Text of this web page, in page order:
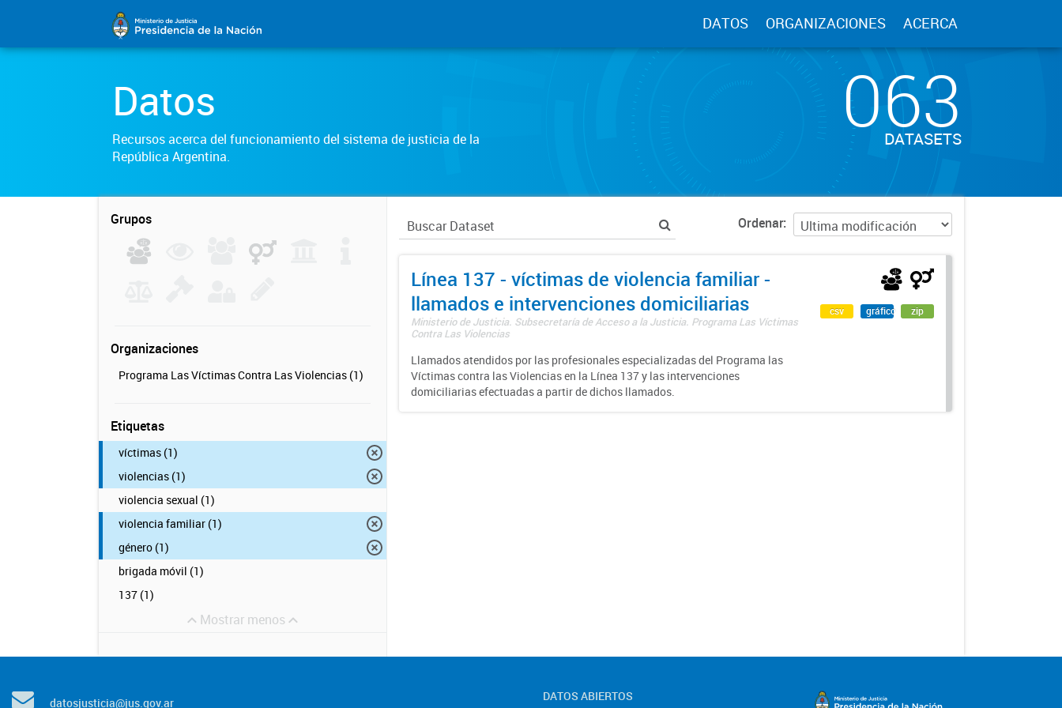
DATOS ORGANIZACIONES ACERCA
Datos
Recursos acerca del funcionamiento del sistema de justicia de la
República Argentina.
063
DATASETS
Grupos
Organizaciones
Programa Las Víctimas Contra Las Violencias (1)
Etiquetas
víctimas (1)
violencias (1)
violencia sexual (1)
violencia familiar (1)
género (1)
brigada móvil (1)
137 (1)
Mostrar menos
Ordenar
Línea 137 - víctimas de violencia familiar -
llamados e intervenciones domiciliarias
Ministerio de Justicia. Subsecretaría de Acceso a la Justicia. Programa Las Víctimas
Contra Las Violencias
Llamados atendidos por las profesionales especializadas del Programa las
Víctimas contra las Violencias en la Línea 137 y las intervenciones
domiciliarias efectuadas a partir de dichos llamados.
csv gráfico zip
datosjusticia@jus.gov.ar DATOS ABIERTOS